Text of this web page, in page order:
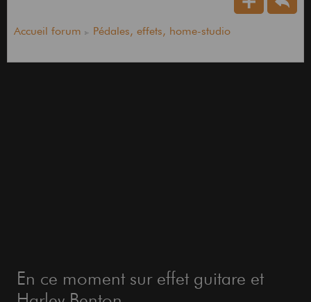
Accueil forum Pédales, effets, home-studio
En ce moment sur effet guitare et